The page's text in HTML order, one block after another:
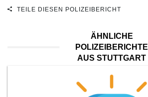
TEILE DIESEN POLIZEIBERICHT
ÄHNLICHE
POLIZEIBERICHTE
AUS STUTTGART